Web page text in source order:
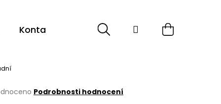
Kontakt HledatPřihlášeníNákupní
Podrobnosti hodnocení